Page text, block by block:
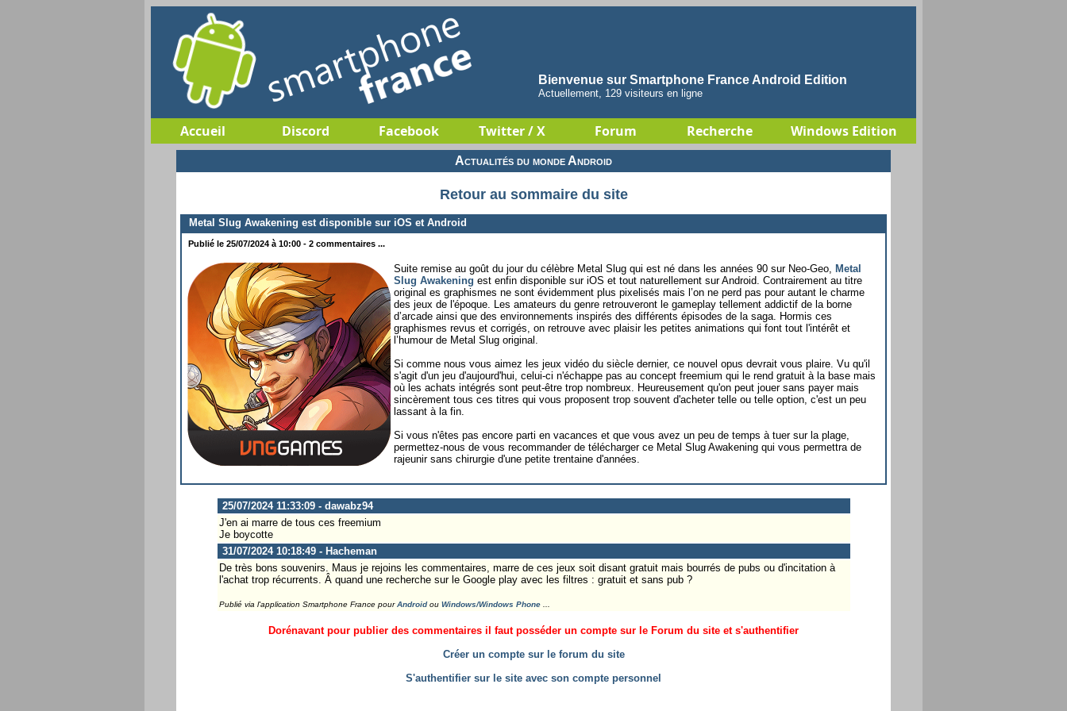
Bienvenue sur Smartphone France Android Edition
Actuellement, 129 visiteurs en ligne
Accueil Discord Facebook Twitter / X Forum Recherche Windows Edition
Actualités du monde Android
Retour au sommaire du site
Metal Slug Awakening est disponible sur iOS et Android
Publié le 25/07/2024 à 10:00 - 2 commentaires ...
Suite remise au goût du jour du célèbre Metal Slug qui est né dans les années 90 sur Neo-Geo, Metal
Slug Awakening est enfin disponible sur iOS et tout naturellement sur Android. Contrairement au titre
original es graphismes ne sont évidemment plus pixelisés mais l’on ne perd pas pour autant le charme
des jeux de l'époque. Les amateurs du genre retrouveront le gameplay tellement addictif de la borne
d’arcade ainsi que des environnements inspirés des différents épisodes de la saga. Hormis ces
graphismes revus et corrigés, on retrouve avec plaisir les petites animations qui font tout l'intérêt et
l’humour de Metal Slug original.
Si comme nous vous aimez les jeux vidéo du siècle dernier, ce nouvel opus devrait vous plaire. Vu qu'il
s'agit d'un jeu d'aujourd'hui, celui-ci n'échappe pas au concept freemium qui le rend gratuit à la base mais
où les achats intégrés sont peut-être trop nombreux. Heureusement qu'on peut jouer sans payer mais
sincèrement tous ces titres qui vous proposent trop souvent d'acheter telle ou telle option, c'est un peu
lassant à la fin.
Si vous n'êtes pas encore parti en vacances et que vous avez un peu de temps à tuer sur la plage,
permettez-nous de vous recommander de télécharger ce Metal Slug Awakening qui vous permettra de
rajeunir sans chirurgie d'une petite trentaine d'années.
25/07/2024 11:33:09 - dawabz94
J'en ai marre de tous ces freemium
Je boycotte
31/07/2024 10:18:49 - Hacheman
De très bons souvenirs. Maus je rejoins les commentaires, marre de ces jeux soit disant gratuit mais bourrés de pubs ou d'incitation à
l'achat trop récurrents. Â quand une recherche sur le Google play avec les filtres : gratuit et sans pub ?
Publié via l'application Smartphone France pourAndroidou Windows/Windows Phone...
Dorénavant pour publier des commentaires il faut posséder un compte sur le Forum du site et s'authentifier
Créer un compte sur le forum du site
S'authentifier sur le site avec son compte personnel